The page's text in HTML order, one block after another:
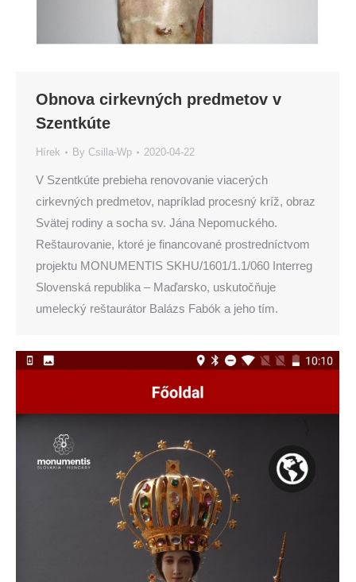
Obnova cirkevných predmetov v
Szentkúte
Hírek By Csilla-Wp 2020-04-22
V Szentkúte prebieha renovovanie viacerých
cirkevných predmetov, napríklad procesný kríž, obraz
Svätej rodiny a socha sv. Jána Nepomuckého.
Reštaurovanie, ktoré je financované prostredníctvom
projektu MONUMENTIS SKHU/1601/1.1/060 Interreg
Slovenská republika – Maďarsko, uskutočňuje
umelecký reštaurátor Balázs Fabók a jeho tím.